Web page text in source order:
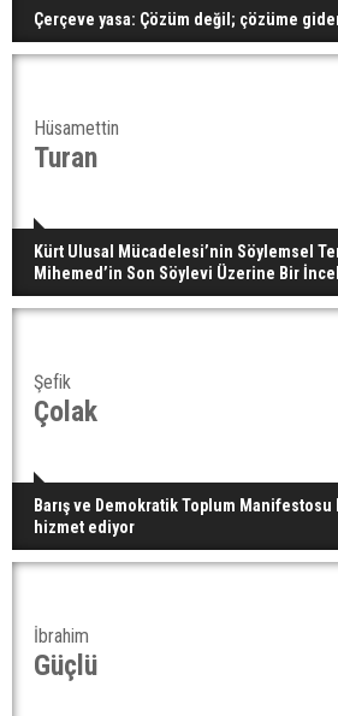
Çerçeve yasa: Çözüm değil; çözüme
Hüsamettin
Turan
Kürt Ulusal Mücadelesi’nin Söylemsel
Mihemed’in Son Söylevi Üzerine Bir
Şefik
Çolak
Barış ve Demokratik Toplum
hizmet ediyor
İbrahim
Güçlü